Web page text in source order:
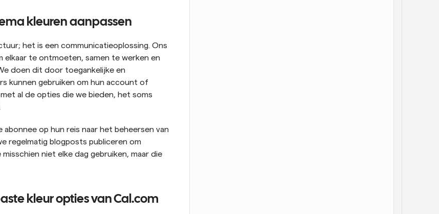
kleuren aanpassen
het is een communicatieoplossing. Ons
elkaar te ontmoeten, samen te werken en
doen dit door toegankelijke en
kunnen gebruiken om hun account of
al de opties die we bieden, het soms
op hun reis naar het beheersen van
regelmatig blogposts publiceren om
niet elke dag gebruiken, maar die
kleur opties van Cal.com